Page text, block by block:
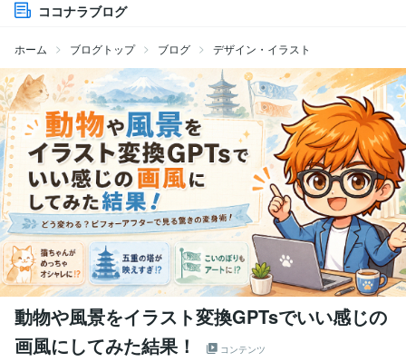
ココナラブログ
ホーム ブログトップ ブログ デザイン・イラスト
動物や風景をイラスト変換GPTsでいい感じの
画風にしてみた結果！
コンテンツ